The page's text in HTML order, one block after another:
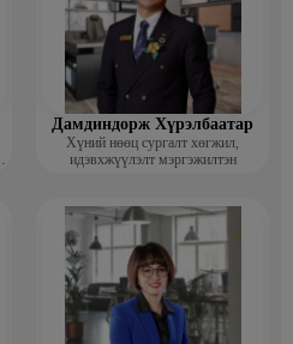
Дамдиндорж Хүрэлбаатар
Хүний нөөц сургалт хөгжил,
идэвхжүүлэлт мэргэжилтэн